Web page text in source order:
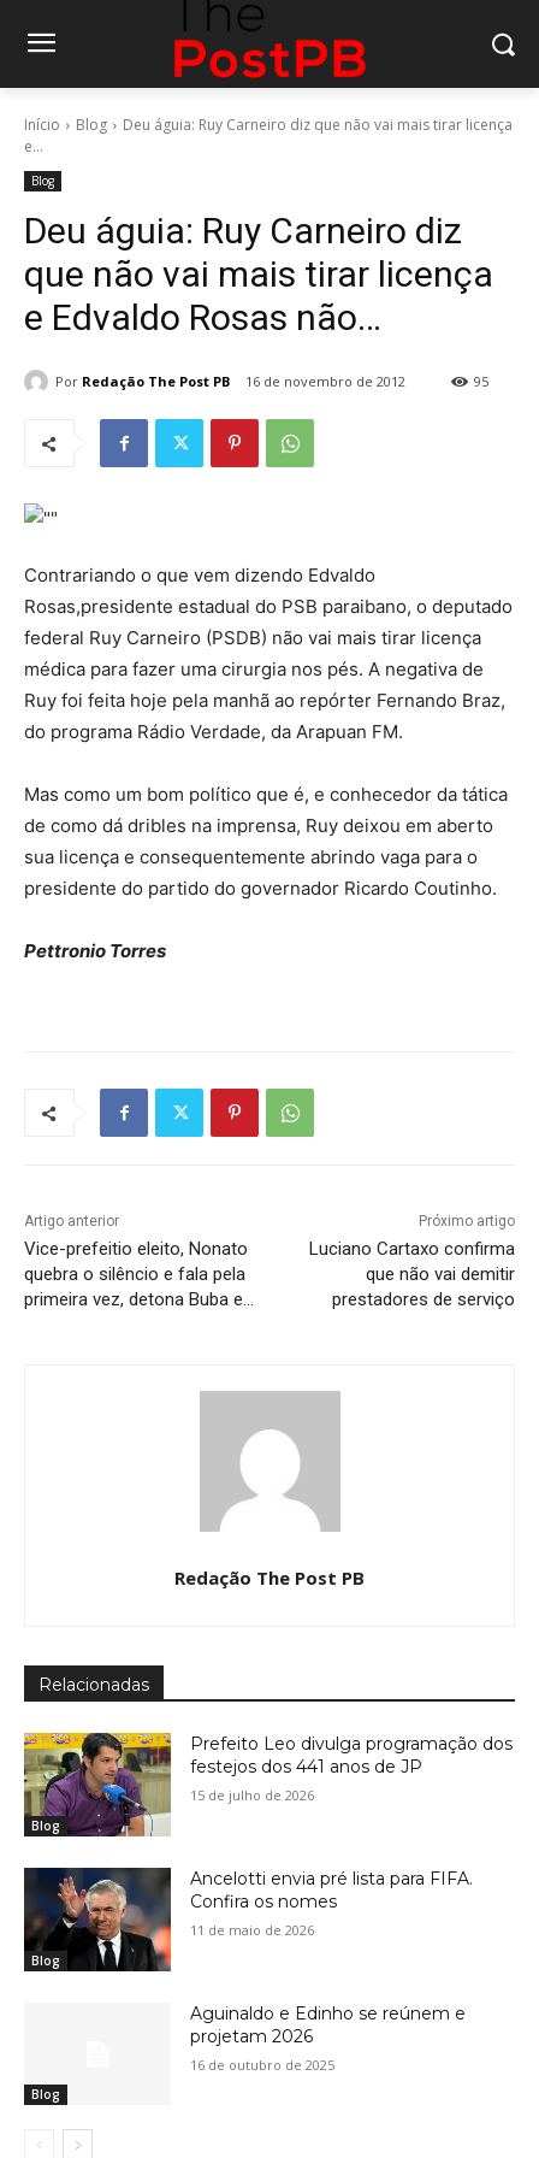
Início Blog
Deu águia: Ruy Carneiro diz que não vai mais tirar licença
e...
Blog
Deu águia: Ruy Carneiro diz
que não vai mais tirar licença
e Edvaldo Rosas não…
Por Redação The Post PB 16 de novembro de 2012 95
Contrariando o que vem dizendo Edvaldo
Rosas,presidente estadual do PSB paraibano, o deputado
federal Ruy Carneiro (PSDB) não vai mais tirar licença
médica para fazer uma cirurgia nos pés. A negativa de
Ruy foi feita hoje pela manhã ao repórter Fernando Braz,
do programa Rádio Verdade, da Arapuan FM.
Mas como um bom político que é, e conhecedor da tática
de como dá dribles na imprensa, Ruy deixou em aberto
sua licença e consequentemente abrindo vaga para o
presidente do partido do governador Ricardo Coutinho.
Pettronio Torres
Artigo anterior
Vice-prefeitio eleito, Nonato
quebra o silêncio e fala pela
primeira vez, detona Buba e…
Próximo artigo
Luciano Cartaxo confirma
que não vai demitir
prestadores de serviço
Redação The Post PB
Relacionadas
Blog
Prefeito Leo divulga programação dos
festejos dos 441 anos de JP
15 de julho de 2026
Blog
Ancelotti envia pré lista para FIFA.
Confira os nomes
11 de maio de 2026
Blog
Aguinaldo e Edinho se reúnem e
projetam 2026
16 de outubro de 2025